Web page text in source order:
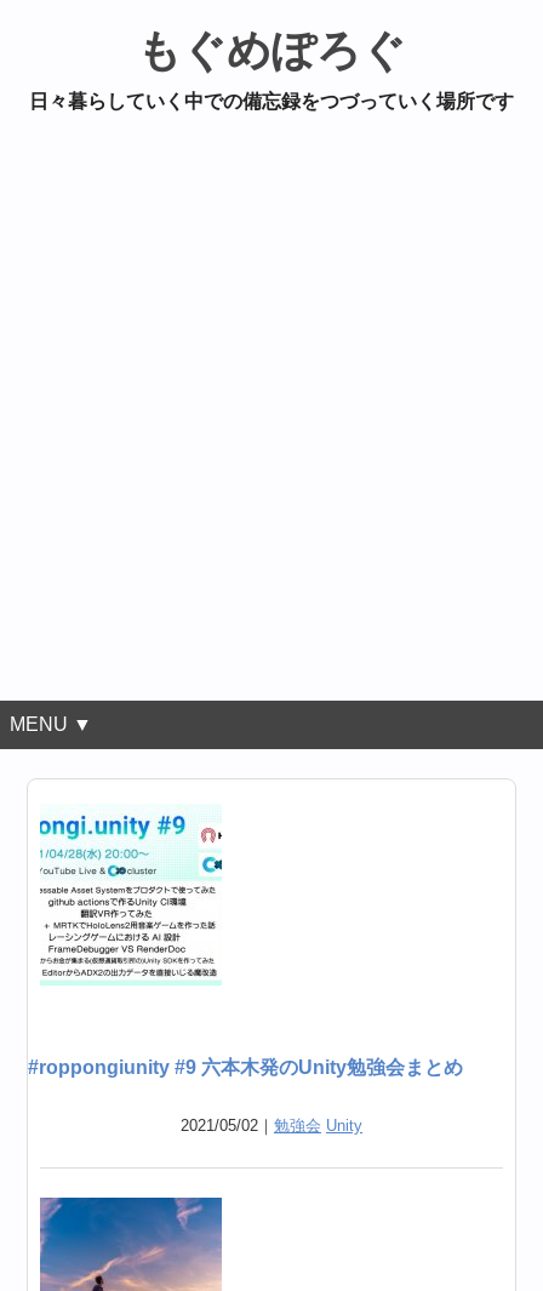
もぐめぽろぐ
日々暮らしていく中での備忘録をつづっていく場所です
MENU ▼
#roppongiunity #9 六本木発のUnity勉強会まとめ
2021/05/02｜ 勉強会 Unity